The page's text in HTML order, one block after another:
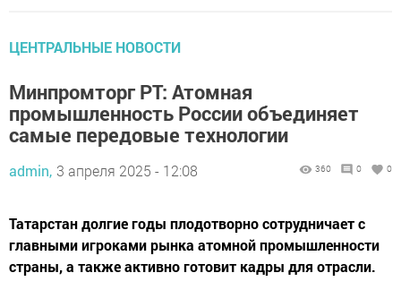
ЦЕНТРАЛЬНЫЕ НОВОСТИ
Минпромторг РТ: Атомная
промышленность России объединяет
самые передовые технологии
admin, 3 апреля 2025 - 12:08 360 0 0
Татарстан долгие годы плодотворно сотрудничает с
главными игроками рынка атомной промышленности
страны, а также активно готовит кадры для отрасли.